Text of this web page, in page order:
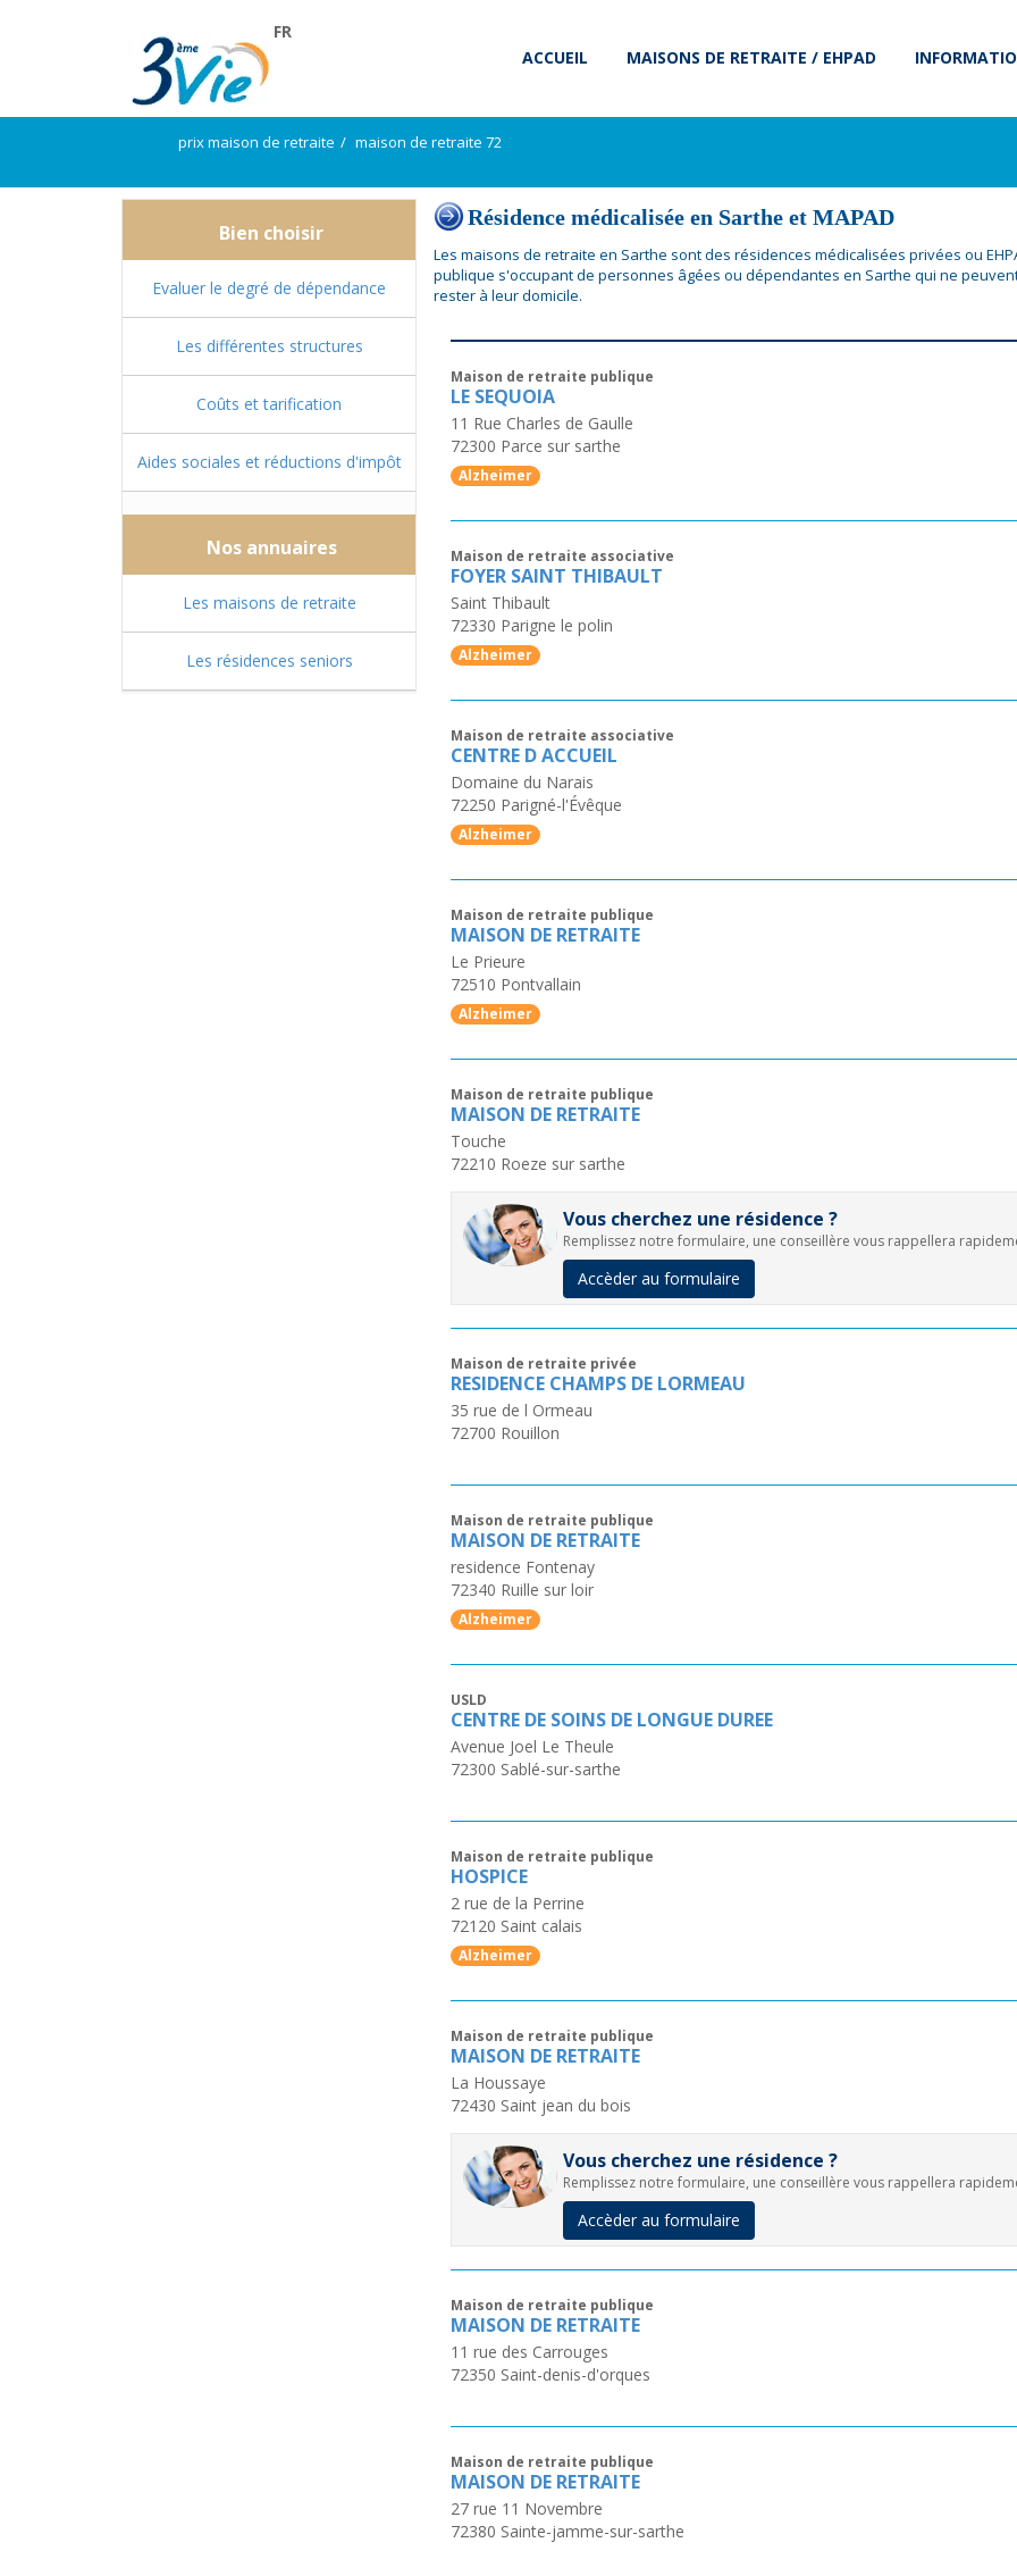
FR
ACCUEIL
MAISONS DE RETRAITE / EHPAD
prix maison de retraite maison de retraite 72
Bien choisir
Evaluer le degré de dépendance
Les différentes structures
Coûts et tarification
Aides sociales et réductions d'impôt
Nos annuaires
Les maisons de retraite
Les résidences seniors
Résidence médicalisée en Sarthe et MAPAD
Les maisons de retraite en Sarthe sont des résidences médicalisées privées ou
publique s'occupant de personnes âgées ou dépendantes en Sarthe qui ne
rester à leur domicile.
Maison de retraite publique
LE SEQUOIA
11 Rue Charles de Gaulle
72300 Parce sur sarthe
Alzheimer
Maison de retraite associative
FOYER SAINT THIBAULT
Saint Thibault
72330 Parigne le polin
Alzheimer
Maison de retraite associative
CENTRE D ACCUEIL
Domaine du Narais
72250 Parigné-l'Évêque
Alzheimer
Maison de retraite publique
MAISON DE RETRAITE
Le Prieure
72510 Pontvallain
Alzheimer
Maison de retraite publique
MAISON DE RETRAITE
Touche
72210 Roeze sur sarthe
Vous cherchez une résidence ?
Remplissez notre formulaire, une conseillère vous rappellera
Accèder au formulaire
Maison de retraite privée
RESIDENCE CHAMPS DE LORMEAU
35 rue de l Ormeau
72700 Rouillon
Maison de retraite publique
MAISON DE RETRAITE
residence Fontenay
72340 Ruille sur loir
Alzheimer
USLD
CENTRE DE SOINS DE LONGUE DUREE
Avenue Joel Le Theule
72300 Sablé-sur-sarthe
Maison de retraite publique
HOSPICE
2 rue de la Perrine
72120 Saint calais
Alzheimer
Maison de retraite publique
MAISON DE RETRAITE
La Houssaye
72430 Saint jean du bois
Vous cherchez une résidence ?
Remplissez notre formulaire, une conseillère vous rappellera
Accèder au formulaire
Maison de retraite publique
MAISON DE RETRAITE
11 rue des Carrouges
72350 Saint-denis-d'orques
Maison de retraite publique
MAISON DE RETRAITE
27 rue 11 Novembre
72380 Sainte-jamme-sur-sarthe